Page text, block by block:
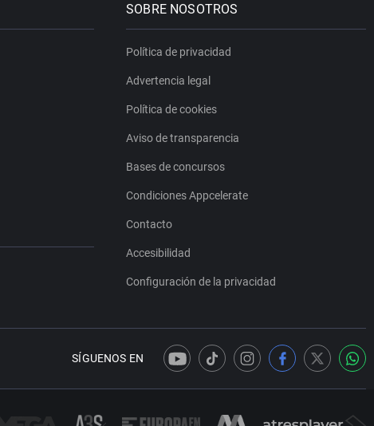
SOBRE NOSOTROS
Política de privacidad
Advertencia legal
Política de cookies
Aviso de transparencia
Bases de concursos
Condiciones Appcelerate
Contacto
Accesibilidad
Configuración de la privacidad
SÍGUENOS EN